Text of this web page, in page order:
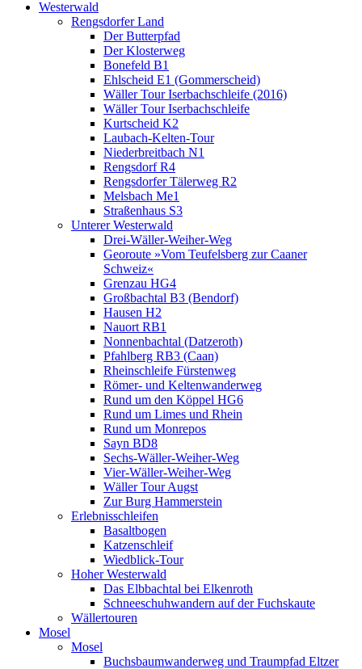
Westerwald
Rengsdorfer Land
Der Butterpfad
Der Klosterweg
Bonefeld B1
Ehlscheid E1 (Gommerscheid)
Wäller Tour Iserbachschleife (2016)
Wäller Tour Iserbachschleife
Kurtscheid K2
Laubach-Kelten-Tour
Niederbreitbach N1
Rengsdorf R4
Rengsdorfer Tälerweg R2
Melsbach Me1
Straßenhaus S3
Unterer Westerwald
Drei-Wäller-Weiher-Weg
Georoute »Vom Teufelsberg zur Caaner
Schweiz«
Grenzau HG4
Großbachtal B3 (Bendorf)
Hausen H2
Nauort RB1
Nonnenbachtal (Datzeroth)
Pfahlberg RB3 (Caan)
Rheinschleife Fürstenweg
Römer- und Keltenwanderweg
Rund um den Köppel HG6
Rund um Limes und Rhein
Rund um Monrepos
Sayn BD8
Sechs-Wäller-Weiher-Weg
Vier-Wäller-Weiher-Weg
Wäller Tour Augst
Zur Burg Hammerstein
Erlebnisschleifen
Basaltbogen
Katzenschleif
Wiedblick-Tour
Hoher Westerwald
Das Elbbachtal bei Elkenroth
Schneeschuhwandern auf der Fuchskaute
Wällertouren
Mosel
Mosel
Buchsbaumwanderweg und Traumpfad Eltzer